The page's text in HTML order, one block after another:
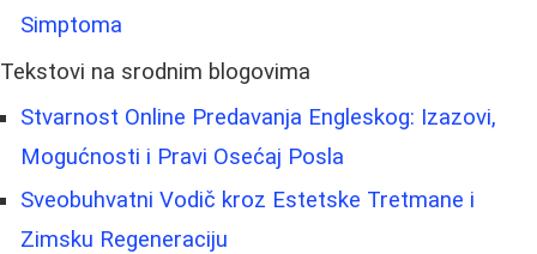
Simptoma
Tekstovi na srodnim blogovima
Stvarnost Online Predavanja Engleskog: Izazovi,
Mogućnosti i Pravi Osećaj Posla
Sveobuhvatni Vodič kroz Estetske Tretmane i
Zimsku Regeneraciju